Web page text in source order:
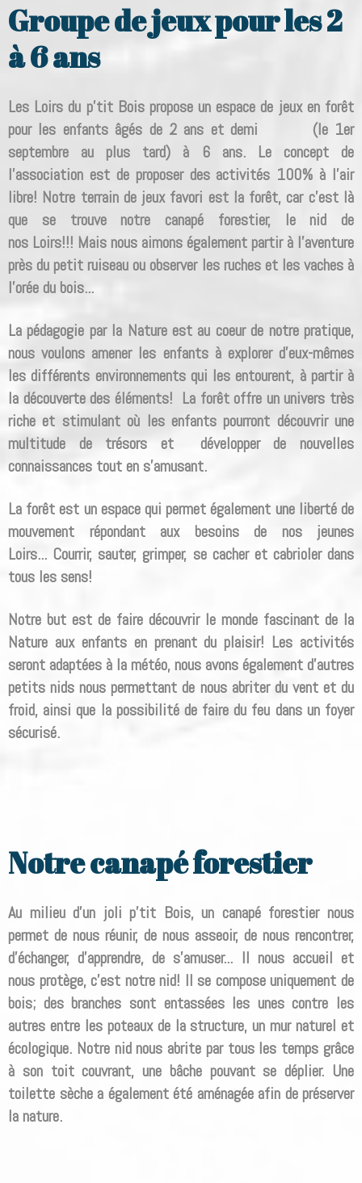
Groupe de jeux pour les 2
à 6 ans
Les Loirs du p'tit Bois propose un espace de jeux en forêt
pour les enfants âgés de 2 ans et demi (le 1er
septembre au plus tard) à 6 ans. Le concept de
l'association est de proposer des activités 100% à l'air
libre! Notre terrain de jeux favori est la forêt, car c'est là
que se trouve notre canapé forestier, le nid de
nos Loirs!!! Mais nous aimons également partir à l'aventure
près du petit ruiseau ou observer les ruches et les vaches à
l'orée du bois...
La pédagogie par la Nature est au coeur de notre pratique,
nous voulons amener les enfants à explorer d'eux-mêmes
les différents environnements qui les entourent, à partir à
la découverte des éléments! La forêt offre un univers très
riche et stimulant où les enfants pourront découvrir une
multitude de trésors et développer de nouvelles
connaissances tout en s'amusant.
La forêt est un espace qui permet également une liberté de
mouvement répondant aux besoins de nos jeunes
Loirs... Courrir, sauter, grimper, se cacher et cabrioler dans
tous les sens!
Notre but est de faire découvrir le monde fascinant de la
Nature aux enfants en prenant du plaisir! Les activités
seront adaptées à la météo, nous avons également d'autres
petits nids nous permettant de nous abriter du vent et du
froid, ainsi que la possibilité de faire du feu dans un foyer
sécurisé.
Notre canapé forestier
Au milieu d'un joli p'tit Bois, un canapé forestier nous
permet de nous réunir, de nous asseoir, de nous rencontrer,
d'échanger, d'apprendre, de s'amuser... Il nous accueil et
nous protège, c'est notre nid! Il se compose uniquement de
bois; des branches sont entassées les unes contre les
autres entre les poteaux de la structure, un mur naturel et
écologique. Notre nid nous abrite par tous les temps grâce
à son toit couvrant, une bâche pouvant se déplier. Une
toilette sèche a également été aménagée afin de préserver
la nature.